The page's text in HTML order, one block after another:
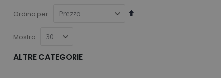
Ordina per
Mostra
ALTRE CATEGORIE